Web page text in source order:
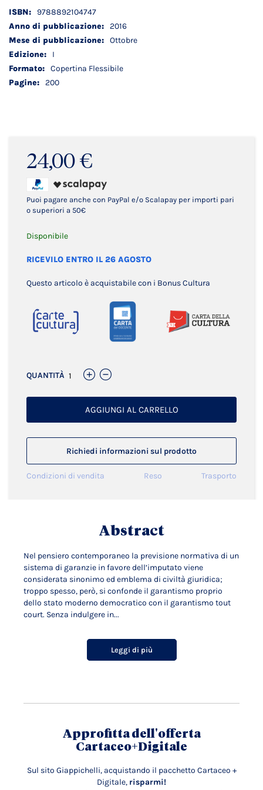
24,00 €
Puoi pagare anche con PayPal e/o Scalapay per importi pari
o superiori a 50€
Disponibile
RICEVILO ENTRO IL 26 AGOSTO
Questo articolo è acquistabile con i Bonus Cultura
QUANTITÀ
AGGIUNGI AL CARRELLO
Richiedi informazioni sul prodotto
Condizioni di vendita Reso Trasporto
Dettagli
tecnici
9788892104747
2016
Ottobre
I
Copertina Flessibile
200
Abstract
Nel pensiero contemporaneo la previsione normativa di un
sistema di garanzie in favore dell’imputato viene
considerata sinonimo ed emblema di civiltà giuridica;
troppo spesso, però, si confonde il garantismo proprio
dello stato moderno democratico con il garantismo tout
court. Senza indulgere in...
Leggi di più
Approfitta dell'offerta
Cartaceo+Digitale
Sul sito Giappichelli, acquistando il pacchetto Cartaceo +
Digitale, risparmi!